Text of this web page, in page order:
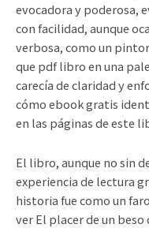
evocadora y poderosa,
con facilidad, aunque
verbosa, como un
que pdf libro en una
carecía de claridad y
cómo ebook gratis
en las páginas de este
El libro, aunque no sin
experiencia de lectura
historia fue como un
ver El placer de un